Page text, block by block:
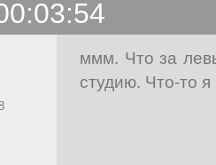
ммм. Что за
студию. Что-то